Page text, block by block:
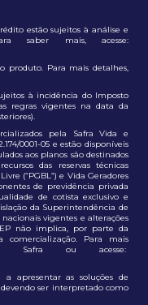
estão sujeitos à análise e
saber mais, acesse:
produto. Para mais detalhes,
à incidência do Imposto
regras vigentes na data da
pela Safra Vida e
0001-05 e estão disponíveis
aos planos são destinados
das reservas técnicas
(“PGBL”) e Vida Geradores
de previdência privada
de cotista exclusivo e
da Superintendência de
nacionais vigentes e alterações
não implica, por parte da
comercialização. Para mais
Safra ou acesse:
apresentar as soluções de
ser interpretado como